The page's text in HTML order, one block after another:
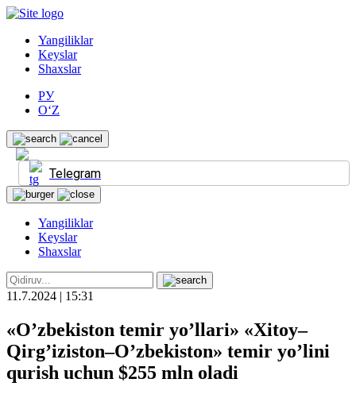
Yangiliklar
Keyslar
Shaxslar
РУ
O‘Z
Telegram
Yangiliklar
Keyslar
Shaxslar
11.7.2024 | 15:31
«O’zbekiston temir yo’llari» «Xitoy–
Qirg’iziston–O’zbekiston» temir yo’lini
qurish uchun $255 mln oladi